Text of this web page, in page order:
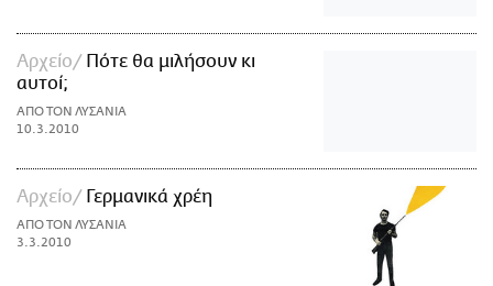
Αρχείο
Πότε θα μιλήσουν κι
αυτοί;
ΑΠΟ ΤΟΝ ΛΥΣΑΝΙΑ
10.3.2010
Αρχείο Γερμανικά χρέη
ΑΠΟ ΤΟΝ ΛΥΣΑΝΙΑ
3.3.2010